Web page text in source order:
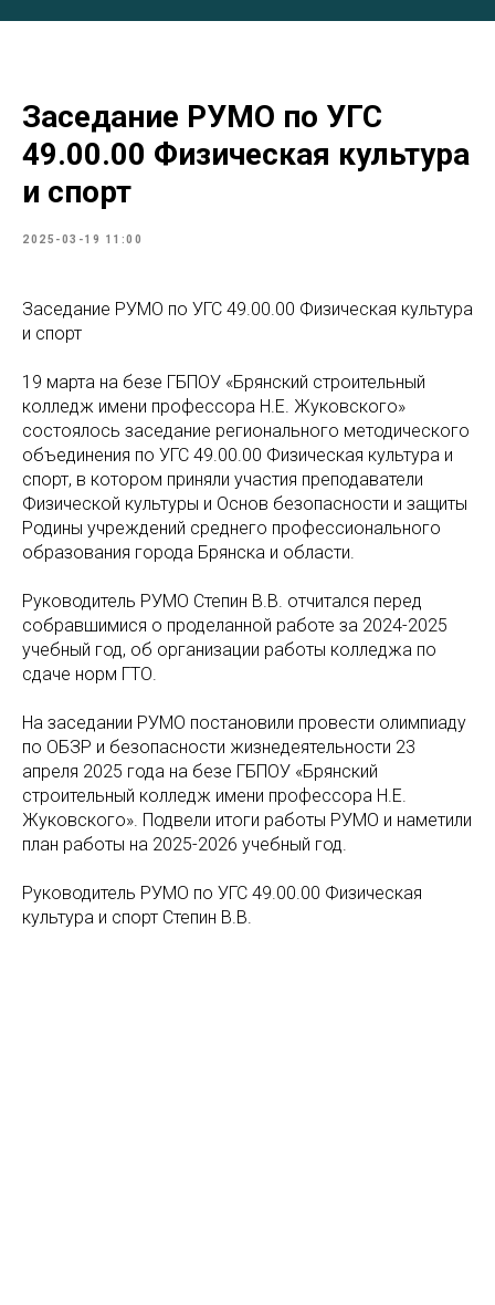
Заседание РУМО по УГС
49.00.00 Физическая культура
и спорт
2025-03-19 11:00
Заседание РУМО по УГС 49.00.00 Физическая культура
и спорт
19 марта на безе ГБПОУ «Брянский строительный
колледж имени профессора Н.Е. Жуковского»
состоялось заседание регионального методического
объединения по УГС 49.00.00 Физическая культура и
спорт, в котором приняли участия преподаватели
Физической культуры и Основ безопасности и защиты
Родины учреждений среднего профессионального
образования города Брянска и области.
Руководитель РУМО Степин В.В. отчитался перед
собравшимися о проделанной работе за 2024-2025
учебный год, об организации работы колледжа по
сдаче норм ГТО.
На заседании РУМО постановили провести олимпиаду
по ОБЗР и безопасности жизнедеятельности 23
апреля 2025 года на безе ГБПОУ «Брянский
строительный колледж имени профессора Н.Е.
Жуковского». Подвели итоги работы РУМО и наметили
план работы на 2025-2026 учебный год.
Руководитель РУМО по УГС 49.00.00 Физическая
культура и спорт Степин В.В.